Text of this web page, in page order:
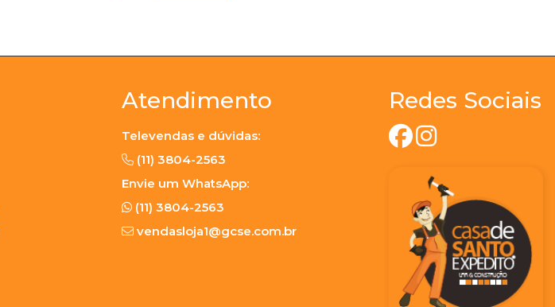
Atendimento
Televendas e dúvidas:
(11) 3804-2563
Envie um WhatsApp:
(11) 3804-2563
vendasloja1@gcse.com.br
Redes Sociais